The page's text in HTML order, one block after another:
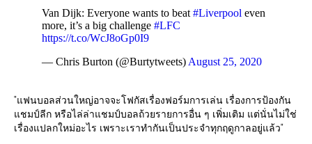
Van Dijk: Everyone wants to beat #Liverpool even
more, it’s a big challenge #LFC
https://t.co/WcJ8oGp0I9
— Chris Burton (@Burtytweets) August 25, 2020
"แฟนบอลส่วนใหญ่อาจจะโฟกัสเรื่องฟอร์มการเล่น เรื่องการป้องกัน
แชมป์ลีก หรือไล่ล่าแชมป์บอลถ้วยรายการอื่น ๆ เพิ่มเติม แต่นั่นไม่ใช่
เรื่องแปลกใหม่อะไร เพราะเราทำกันเป็นประจำทุกฤดูกาลอยู่แล้ว"